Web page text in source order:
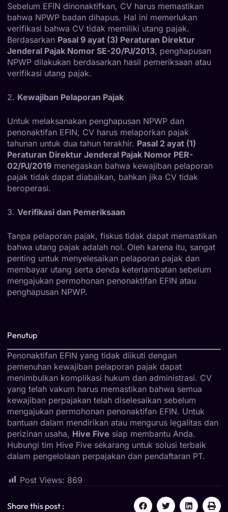
Sebelum EFIN dinonaktifkan, CV harus memastikan
bahwa NPWP badan dihapus. Hal ini memerlukan
verifikasi bahwa CV tidak memiliki utang pajak.
Berdasarkan Pasal 9 ayat (3) Peraturan Direktur
Jenderal Pajak Nomor SE-20/PJ/2013, penghapusan
NPWP dilakukan berdasarkan hasil pemeriksaan atau
verifikasi utang pajak.
2. Kewajiban Pelaporan Pajak
Untuk melaksanakan penghapusan NPWP dan
penonaktifan EFIN, CV harus melaporkan pajak
tahunan untuk dua tahun terakhir. Pasal 2 ayat (1)
Peraturan Direktur Jenderal Pajak Nomor PER-
02/PJ/2019 menegaskan bahwa kewajiban pelaporan
pajak tidak dapat diabaikan, bahkan jika CV tidak
beroperasi.
3. Verifikasi dan Pemeriksaan
Tanpa pelaporan pajak, fiskus tidak dapat memastikan
bahwa utang pajak adalah nol. Oleh karena itu, sangat
penting untuk menyelesaikan pelaporan pajak dan
membayar utang serta denda keterlambatan sebelum
mengajukan permohonan penonaktifan EFIN atau
penghapusan NPWP.
Penutup
Penonaktifan EFIN yang tidak diikuti dengan
pemenuhan kewajiban pelaporan pajak dapat
menimbulkan komplikasi hukum dan administrasi. CV
yang telah vakum harus memastikan bahwa semua
kewajiban perpajakan telah diselesaikan sebelum
mengajukan permohonan penonaktifan EFIN. Untuk
bantuan dalam mendirikan atau mengurus legalitas dan
perizinan usaha, Hive Five siap membantu Anda.
Hubungi tim Hive Five sekarang untuk solusi terbaik
dalam pengelolaan perpajakan dan pendaftaran PT.
Post Views: 869
Share this post :